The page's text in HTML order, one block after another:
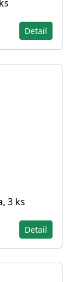
Detail
3 ks
Detail